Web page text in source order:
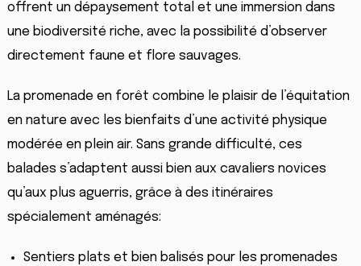
offrent un dépaysement total et une immersion dans
une biodiversité riche, avec la possibilité d’observer
directement faune et flore sauvages.
La promenade en forêt combine le plaisir de l’équitation
en nature avec les bienfaits d’une activité physique
modérée en plein air. Sans grande difficulté, ces
balades s’adaptent aussi bien aux cavaliers novices
qu’aux plus aguerris, grâce à des itinéraires
spécialement aménagés:
Sentiers plats et bien balisés pour les promenades